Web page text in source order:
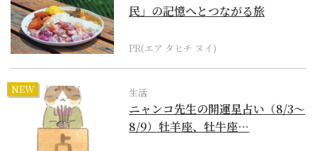
民」の記憶へとつながる旅
PR(エア タヒチ ヌイ)
NEW 生活
ニャンコ先生の開運星占い（8/3～
8/9）牡羊座、牡牛座…